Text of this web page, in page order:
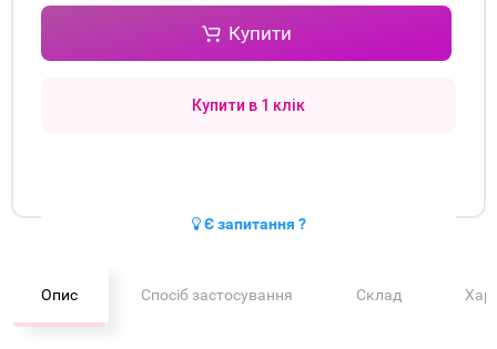
Купити
Купити в 1 клік
Є запитання ?
Опис Спосіб застосування Склад